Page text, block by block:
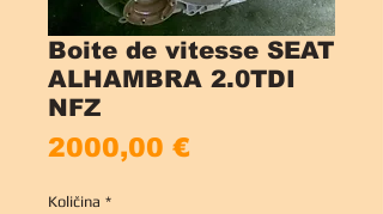
Boite de vitesse SEAT
ALHAMBRA 2.0TDI
NFZ
2000,00 €
Količina *